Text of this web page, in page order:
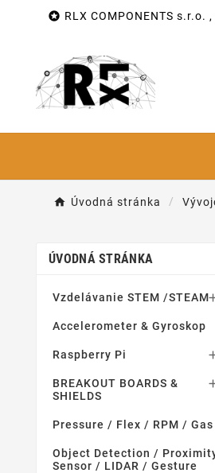
 RLX COMPONENTS
Úvodná stránka
ÚVODNÁ STRÁNKA
Vzdelávanie STEM /STEAM
Accelerometer & Gyroskop
Raspberry Pi
BREAKOUT BOARDS &
SHIELDS
Pressure / Flex / RPM / Gas
Object Detection /
Sensor / LIDAR / Gesture